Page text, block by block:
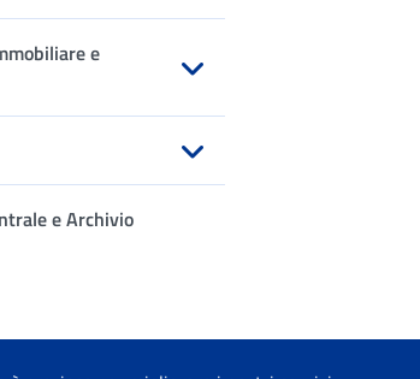
Apri sottomenu
e
sottomenu
e Archivio